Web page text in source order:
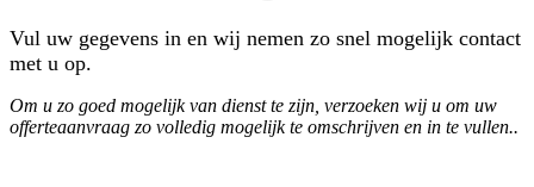
Vul uw gegevens in en wij nemen zo snel mogelijk contact
met u op.
Om u zo goed mogelijk van dienst te zijn, verzoeken wij u om uw
offerteaanvraag zo volledig mogelijk te omschrijven en in te vullen..